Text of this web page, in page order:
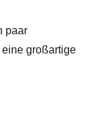
paar
eine großartige